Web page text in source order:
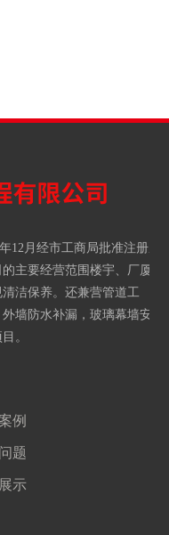
12月经市工商局批准注册成
主要经营范围楼宇、厂厦
洁保养。还兼营管道工
墙防水补漏，玻璃幕墙安
。
例
题
示